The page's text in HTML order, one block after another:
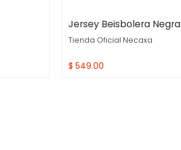
Jersey Beisbolera Negra
Tienda Oficial Necaxa
$ 549.00